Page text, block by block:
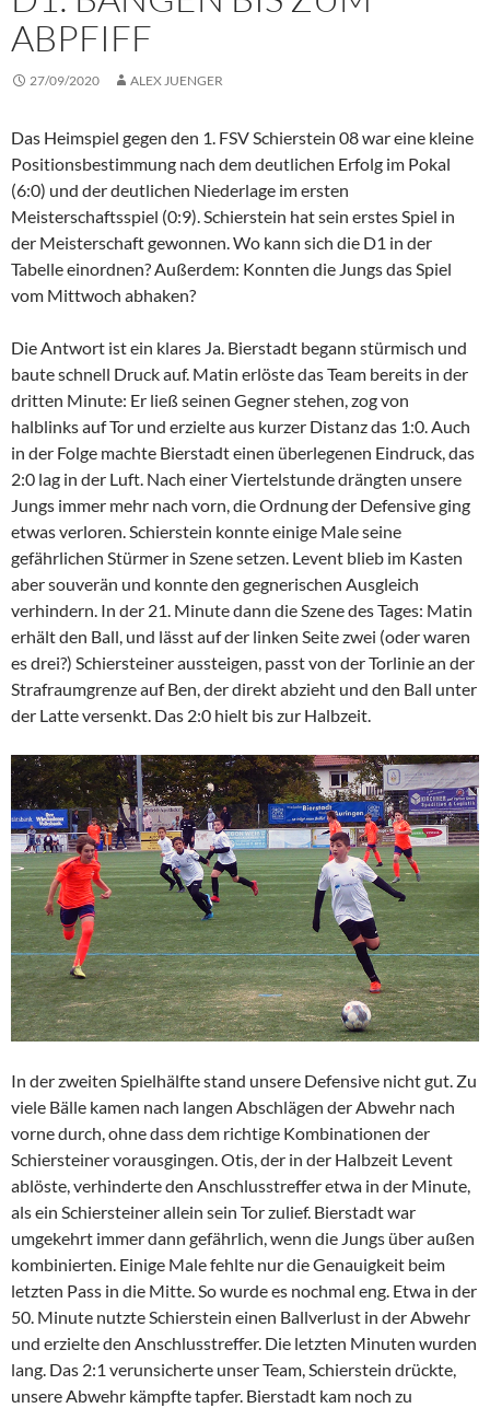
ABPFIFF
27/09/2020 ALEX JUENGER
Das Heimspiel gegen den 1. FSV Schierstein 08 war eine kleine
Positionsbestimmung nach dem deutlichen Erfolg im Pokal
(6:0) und der deutlichen Niederlage im ersten
Meisterschaftsspiel (0:9). Schierstein hat sein erstes Spiel in
der Meisterschaft gewonnen. Wo kann sich die D1 in der
Tabelle einordnen? Außerdem: Konnten die Jungs das Spiel
vom Mittwoch abhaken?
Die Antwort ist ein klares Ja. Bierstadt begann stürmisch und
baute schnell Druck auf. Matin erlöste das Team bereits in der
dritten Minute: Er ließ seinen Gegner stehen, zog von
halblinks auf Tor und erzielte aus kurzer Distanz das 1:0. Auch
in der Folge machte Bierstadt einen überlegenen Eindruck, das
2:0 lag in der Luft. Nach einer Viertelstunde drängten unsere
Jungs immer mehr nach vorn, die Ordnung der Defensive ging
etwas verloren. Schierstein konnte einige Male seine
gefährlichen Stürmer in Szene setzen. Levent blieb im Kasten
aber souverän und konnte den gegnerischen Ausgleich
verhindern. In der 21. Minute dann die Szene des Tages: Matin
erhält den Ball, und lässt auf der linken Seite zwei (oder waren
es drei?) Schiersteiner aussteigen, passt von der Torlinie an der
Strafraumgrenze auf Ben, der direkt abzieht und den Ball unter
der Latte versenkt. Das 2:0 hielt bis zur Halbzeit.
In der zweiten Spielhälfte stand unsere Defensive nicht gut. Zu
viele Bälle kamen nach langen Abschlägen der Abwehr nach
vorne durch, ohne dass dem richtige Kombinationen der
Schiersteiner vorausgingen. Otis, der in der Halbzeit Levent
ablöste, verhinderte den Anschlusstreffer etwa in der Minute,
als ein Schiersteiner allein sein Tor zulief. Bierstadt war
umgekehrt immer dann gefährlich, wenn die Jungs über außen
kombinierten. Einige Male fehlte nur die Genauigkeit beim
letzten Pass in die Mitte. So wurde es nochmal eng. Etwa in der
50. Minute nutzte Schierstein einen Ballverlust in der Abwehr
und erzielte den Anschlusstreffer. Die letzten Minuten wurden
lang. Das 2:1 verunsicherte unser Team, Schierstein drückte,
unsere Abwehr kämpfte tapfer. Bierstadt kam noch zu